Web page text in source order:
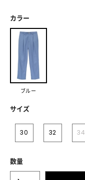
カラー
ブルー
サイズ
30 32 34
数量